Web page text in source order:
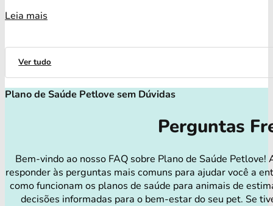
Leia mais
Ver tudo
Plano de Saúde Petlove sem Dúvidas
Perguntas
Bem-vindo ao nosso FAQ sobre Plano de Saúde Petlove!
responder às perguntas mais comuns para ajudar você a
como funcionam os planos de saúde para animais de
decisões informadas para o bem-estar do seu pet. Se